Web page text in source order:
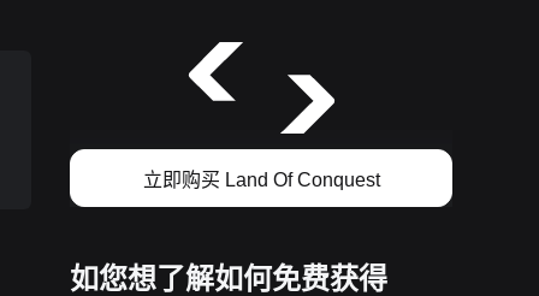
立即购买 Land Of Conquest
如您想了解如何免费获得